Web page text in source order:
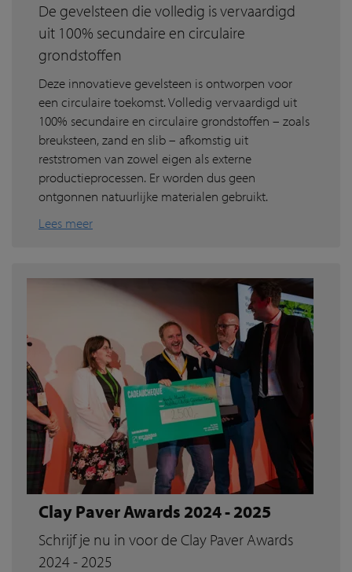
De gevelsteen die volledig is vervaardigd
uit 100% secundaire en circulaire
grondstoffen
Deze innovatieve gevelsteen is ontworpen voor
een circulaire toekomst. Volledig vervaardigd uit
100% secundaire en circulaire grondstoffen – zoals
breuksteen, zand en slib – afkomstig uit
reststromen van zowel eigen als externe
productieprocessen. Er worden dus geen
ontgonnen natuurlijke materialen gebruikt.
Lees meer
Clay Paver Awards 2024 - 2025
Schrijf je nu in voor de Clay Paver Awards
2024 - 2025